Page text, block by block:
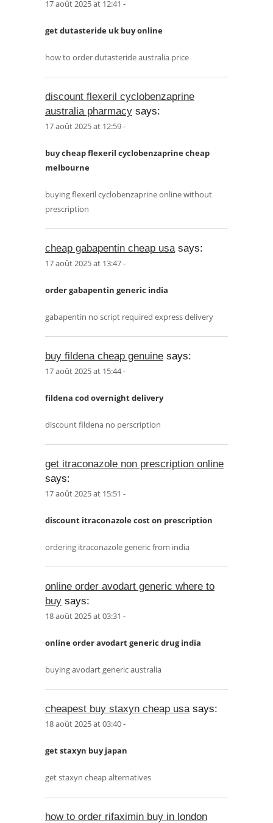
17 août 2025 at 12:41 -
get dutasteride uk buy online
how to order dutasteride australia price
discount flexeril cyclobenzaprine
australia pharmacy says:
17 août 2025 at 12:59 -
buy cheap flexeril cyclobenzaprine cheap
melbourne
buying flexeril cyclobenzaprine online without
prescription
cheap gabapentin cheap usasays:
17 août 2025 at 13:47 -
order gabapentin generic india
gabapentin no script required express delivery
buy fildena cheap genuine says:
17 août 2025 at 15:44 -
fildena cod overnight delivery
discount fildena no perscription
get itraconazole non prescription online
says:
17 août 2025 at 15:51 -
discount itraconazole cost on prescription
ordering itraconazole generic from india
online order avodart generic where to
buy says:
18 août 2025 at 03:31 -
online order avodart generic drug india
buying avodart generic australia
cheapest buy staxyn cheap usasays:
18 août 2025 at 03:40 -
get staxyn buy japan
get staxyn cheap alternatives
how to order rifaximin buy in london